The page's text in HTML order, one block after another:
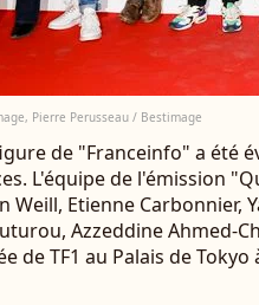
Pierre Perusseau / Bestimage
de "Franceinfo" a été
L'équipe de l'émission
Weill, Etienne Carbonnier,
Azzeddine Ahmed-
de TF1 au Palais de